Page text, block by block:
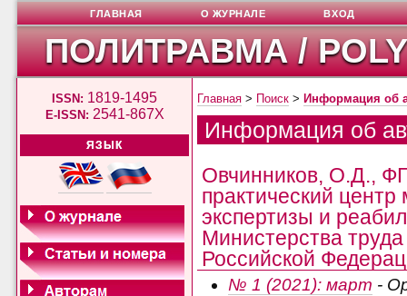
ПОЛИТРАВМА /
ISSN: 1819-1495
E-ISSN: 2541-867X
ЯЗЫК
ГЛАВНАЯ О ЖУРНАЛЕ ВХОД
Главная > Поиск > Информация об
Информация об
Овчинников, О.Д.,
практический
экспертизы и
Министерства
Российской
№ 1 (2021): март -